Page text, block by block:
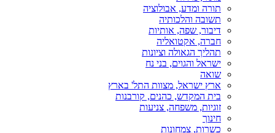
תורה ומדע, אבולוציה
תשובה והלכותיה
דיבור, שפה, אותיות
חברה, אקטואליה
תהליך הגאולה וציונות
ישראל והגוים, בני נח
שואה
ארץ ישראל, מצוות התל' בארץ
בית המקדש, כהנים, קורבנות
זוגיות, משפחה, צניעות
חינוך
כשרות, צמחונות